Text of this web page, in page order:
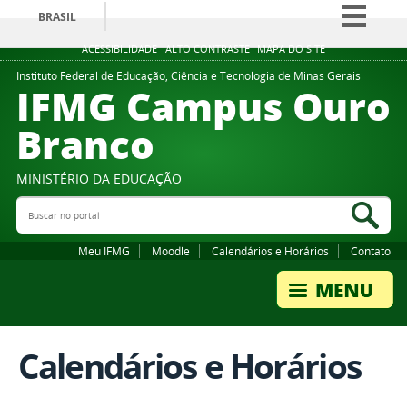
ACESSIBILIDADE ALTO CONTRASTE MAPA DO SITE
BRASIL
Simplifique!
Comunica BR
Participe
Instituto Federal de Educação, Ciência e Tecnologia de Minas Gerais
IFMG Campus Ouro
Branco
MINISTÉRIO DA EDUCAÇÃO
Buscar no portal
Meu IFMG Moodle Calendários e Horários Contato
Calendários e Horários